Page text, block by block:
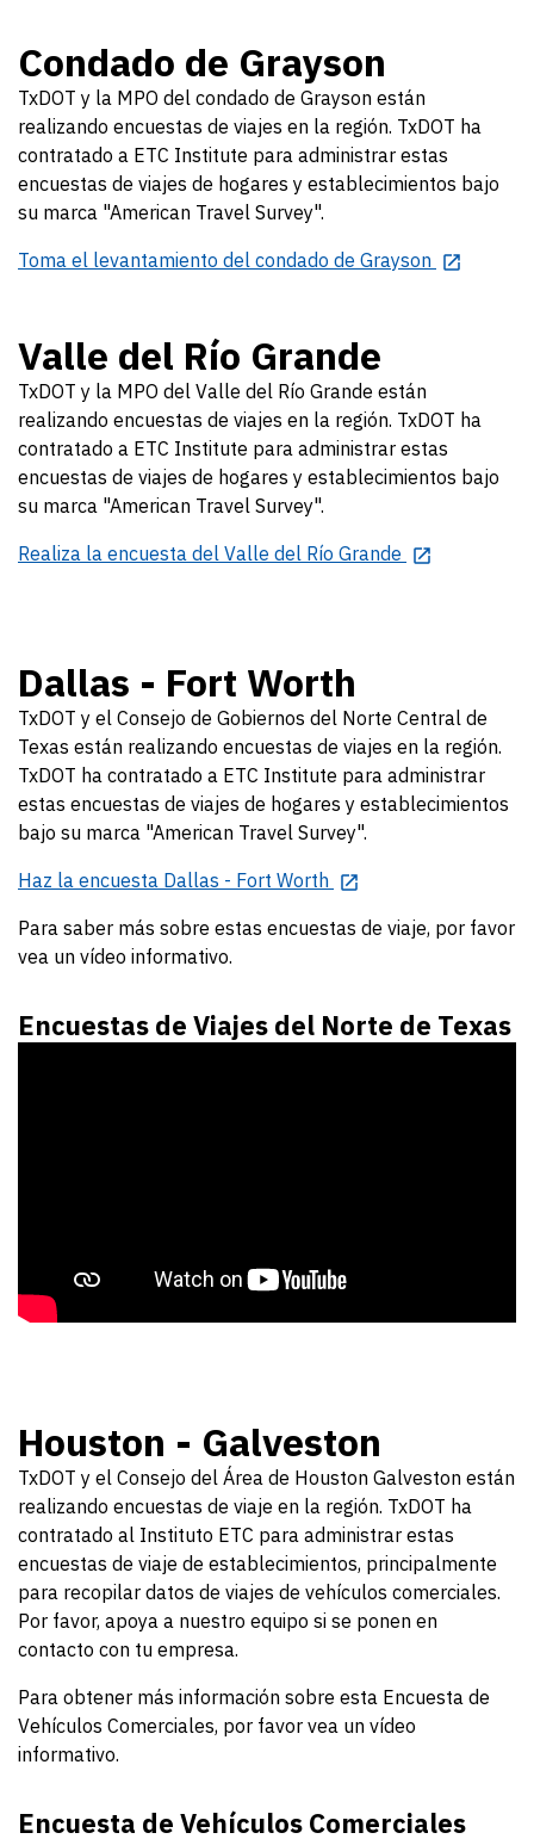
Condado de Grayson
TxDOT y la MPO del condado de Grayson están
realizando encuestas de viajes en la región. TxDOT ha
contratado a ETC Institute para administrar estas
encuestas de viajes de hogares y establecimientos bajo
su marca "American Travel Survey".
Toma el levantamiento del condado de Grayson
Valle del Río Grande
TxDOT y la MPO del Valle del Río Grande están
realizando encuestas de viajes en la región. TxDOT ha
contratado a ETC Institute para administrar estas
encuestas de viajes de hogares y establecimientos bajo
su marca "American Travel Survey".
Realiza la encuesta del Valle del Río Grande
Dallas - Fort Worth
TxDOT y el Consejo de Gobiernos del Norte Central de
Texas están realizando encuestas de viajes en la región.
TxDOT ha contratado a ETC Institute para administrar
estas encuestas de viajes de hogares y establecimientos
bajo su marca "American Travel Survey".
Haz la encuesta Dallas - Fort Worth
Para saber más sobre estas encuestas de viaje, por favor
vea un vídeo informativo.
Encuestas de Viajes del Norte de Texas
Houston - Galveston
TxDOT y el Consejo del Área de Houston Galveston están
realizando encuestas de viaje en la región. TxDOT ha
contratado al Instituto ETC para administrar estas
encuestas de viaje de establecimientos, principalmente
para recopilar datos de viajes de vehículos comerciales.
Por favor, apoya a nuestro equipo si se ponen en
contacto con tu empresa.
Para obtener más información sobre esta Encuesta de
Vehículos Comerciales, por favor vea un vídeo
informativo.
Encuesta de Vehículos Comerciales